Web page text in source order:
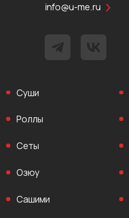
info@u-me.ru
Суши
Роллы
Сеты
Озюу
Сашими